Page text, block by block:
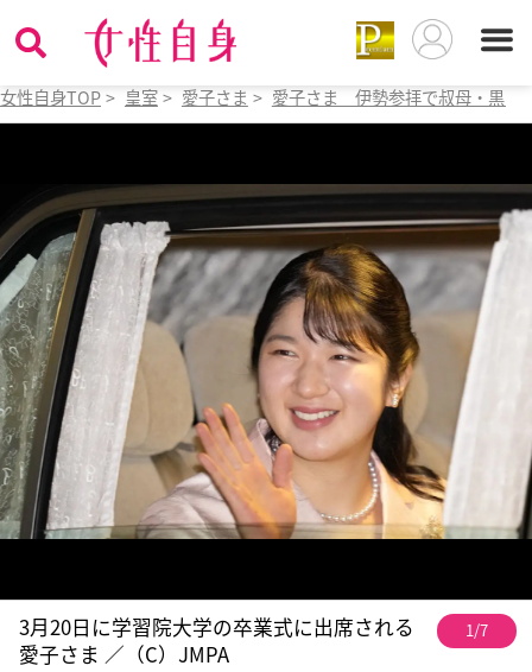
女性自身TOP > 皇室 > 愛子さま > 愛子さま 伊勢参拝で叔母・黒田
3月20日に学習院大学の卒業式に出席される
愛子さま ／（C）JMPA
1/7